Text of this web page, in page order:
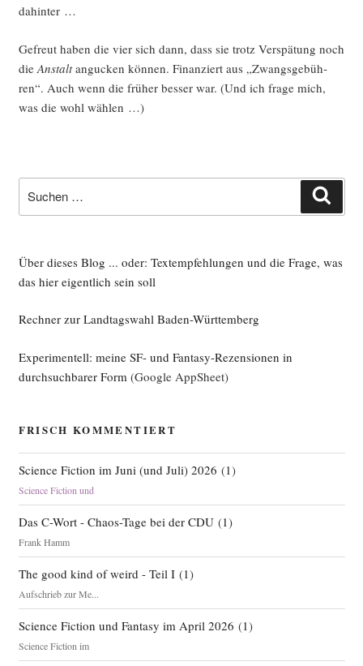
dahinter …
Gefreut haben die vier sich dann, dass sie trotz Ver­spä­tung noch
die Anstaltangu­cken kön­nen. Finan­ziert aus „Zwangs­ge­büh­
ren“. Auch wenn die frü­her bes­ser war. (Und ich fra­ge mich,
was die wohl wählen …)
nach:
Über dieses Blog ... oder: Textempfehlungen und die Frage, was
das hier eigentlich sein soll
Rechner zur Landtagswahl Baden-Württemberg
Experimentell: meine SF- und Fantasy-Rezensionen in
durchsuchbarer Form (Google AppSheet)
FRISCH KOMMENTIERT
Science Fiction im Juni (und Juli) 2026 (1)
Science Fiction und
Das C-Wort - Chaos-Tage bei der CDU(1)
Frank Hamm
The good kind of weird - Teil I(1)
Aufschrieb zur Me...
Science Fiction und Fantasy im April 2026 (1)
Science Fiction im